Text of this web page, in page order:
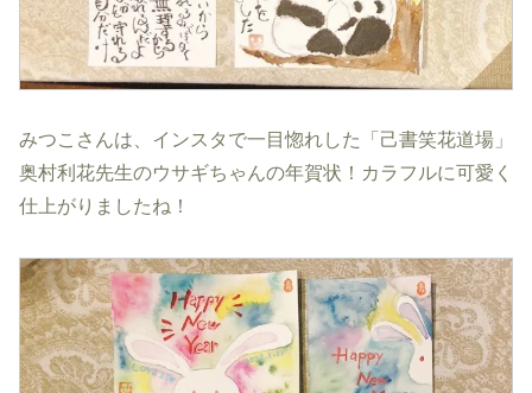
みつこさんは、インスタで一目惚れした「己書笑花道場」
奥村利花先生のウサギちゃんの年賀状！カラフルに可愛く
仕上がりましたね！